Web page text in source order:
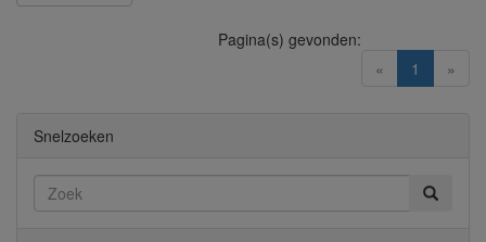
« 1 (current)
»
Pagina(s) gevonden:
Snelzoeken